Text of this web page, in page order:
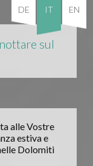
DE IT EN
sul
alle Vostre
estiva e
Dolomiti